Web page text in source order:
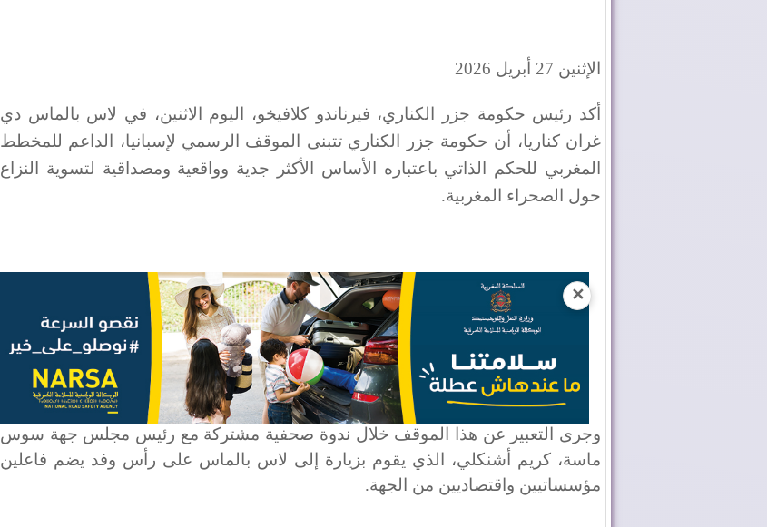
الإثنين 27 أبريل 2026
أكد رئيس حكومة جزر الكناري، فيرناندو كلافيخو، اليوم الاثنين، في لاس بالماس دي
غران كناريا، أن حكومة جزر الكناري تتبنى الموقف الرسمي لإسبانيا، الداعم للمخطط
المغربي للحكم الذاتي باعتباره الأساس الأكثر جدية وواقعية ومصداقية لتسوية النزاع
حول الصحراء المغربية.
✕
وجرى التعبير عن هذا الموقف خلال ندوة صحفية مشتركة مع رئيس مجلس جهة سوس
ماسة، كريم أشنكلي، الذي يقوم بزيارة إلى لاس بالماس على رأس وفد يضم فاعلين
مؤسساتيين واقتصاديين من الجهة.